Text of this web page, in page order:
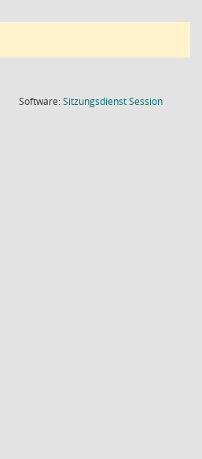
Software:SitzungsdienstSession(Wird in